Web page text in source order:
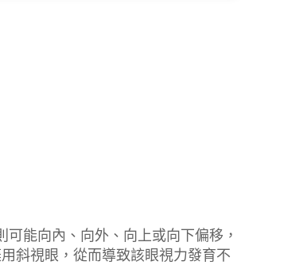
能向內、向外、向上或向下偏移，
斜視眼，從而導致該眼視力發育不